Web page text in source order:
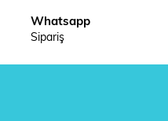
Whatsapp
Sipariş